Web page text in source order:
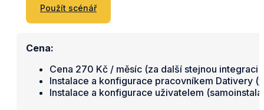
Použít scénář
Cena:
Cena 270 Kč / měsíc (za další stejnou integraci
Instalace a konfigurace pracovníkem Dativery (
Instalace a konfigurace uživatelem